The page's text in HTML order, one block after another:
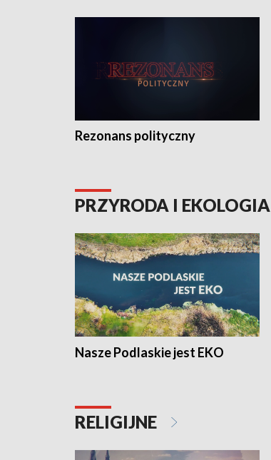
Rezonans polityczny
PRZYRODA I EKOLOGIA
Nasze Podlaskie jest EKO
RELIGIJNE